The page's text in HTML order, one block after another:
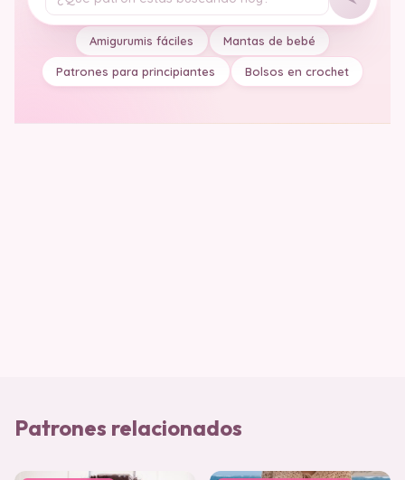
Tu pregunta
Amigurumis fáciles Mantas de bebé
Patrones para principiantes Bolsos en crochet
Patrones relacionados